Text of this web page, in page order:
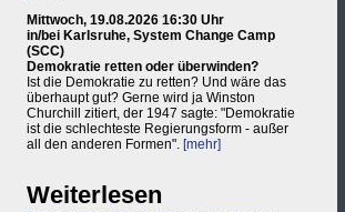
Mittwoch, 19.08.2026 16:30 Uhr
in/bei Karlsruhe, System Change Camp
(SCC)
Demokratie retten oder überwinden?
Ist die Demokratie zu retten? Und wäre das
überhaupt gut? Gerne wird ja Winston
Churchill zitiert, der 1947 sagte: "Demokratie
ist die schlechteste Regierungsform - außer
all den anderen Formen". [mehr]
Weiterlesen